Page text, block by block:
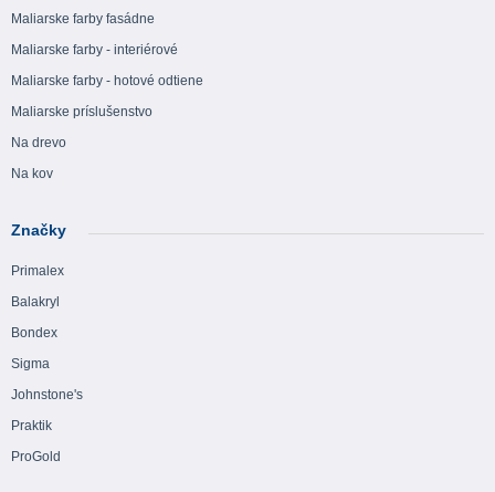
Maliarske farby fasádne
Maliarske farby - interiérové
Maliarske farby - hotové odtiene
Maliarske príslušenstvo
Na drevo
Na kov
Značky
Primalex
Balakryl
Bondex
Sigma
Johnstone's
Praktik
ProGold